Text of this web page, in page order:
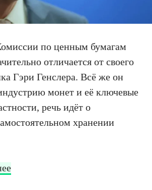
по ценным бумагам
отличается от своего
Гэри Генслера. Всё же он
монет и её ключевые
речь идёт о
хранении